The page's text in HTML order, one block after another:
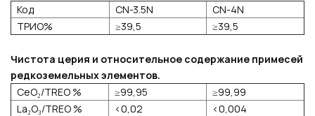
Код
CN-3.5N
CN-4N
ТРИО%
≥39,5 ≥39,5
Чистота церия и относительное содержание примесей
редкоземельных элементов.
CeO₂/TREO %
≥99,95
≥99,99
La₂O₃/TREO %
<0,02
<0,004